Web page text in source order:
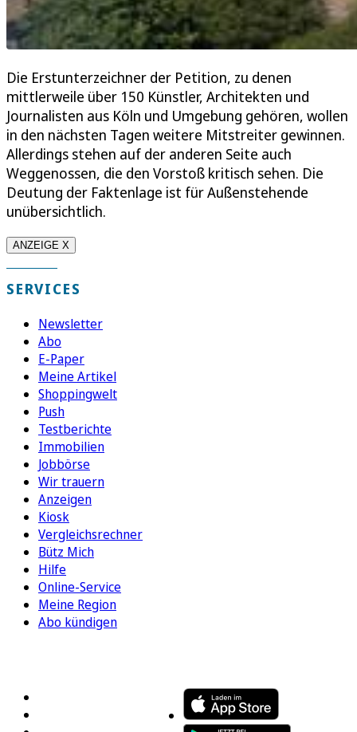
Die Erstunterzeichner der Petition, zu denen
mittlerweile über 150 Künstler, Architekten und
Journalisten aus Köln und Umgebung gehören, wollen
in den nächsten Tagen weitere Mitstreiter gewinnen.
Allerdings stehen auf der anderen Seite auch
Weggenossen, die den Vorstoß kritisch sehen. Die
Deutung der Faktenlage ist für Außenstehende
unübersichtlich.
ANZEIGE X
SERVICES
Newsletter
Abo
E-Paper
Meine Artikel
Shoppingwelt
Push
Testberichte
Immobilien
Jobbörse
Wir trauern
Anzeigen
Kiosk
Vergleichsrechner
Bütz Mich
Hilfe
Online-Service
Meine Region
Abo kündigen